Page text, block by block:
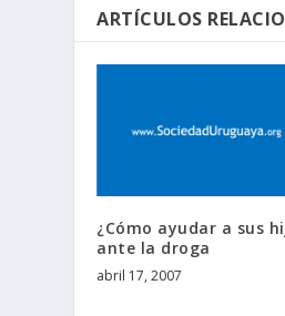
ARTÍCULOS
¿Cómo ayudar a sus
ante la droga
abril 17, 2007